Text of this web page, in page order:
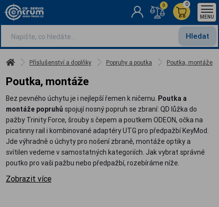
Hledat
0
0
MENU
Příslušenství a doplňky Popruhy a poutka Poutka, montáže
Poutka, montáže
Bez pevného úchytu je i nejlepší řemen k ničemu. Poutka a
montáže popruhů spojují nosný popruh se zbraní: QD lůžka do
pažby Trinity Force, šrouby s čepem a poutkem ODEON, očka na
picatinny rail i kombinované adaptéry UTG pro předpažbí KeyMod.
Jde výhradně o úchyty pro nošení zbraně, montáže optiky a
svítilen vedeme v samostatných kategoriích. Jak vybrat správné
poutko pro vaši pažbu nebo předpažbí, rozebíráme níže.
Zobrazit více